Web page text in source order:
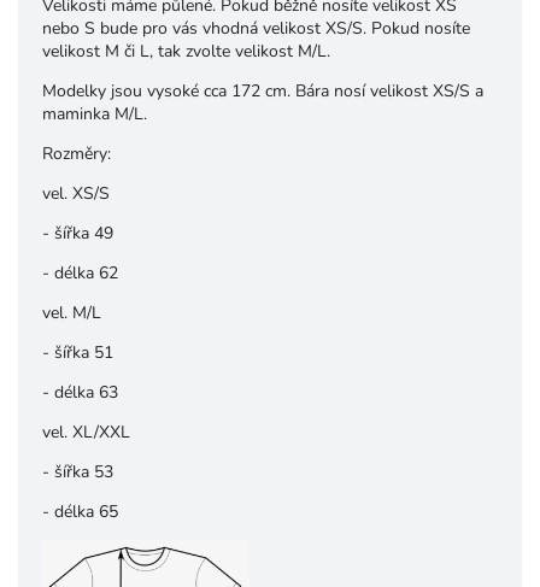
Velikosti máme půlené. Pokud běžně nosíte velikost XS
nebo S bude pro vás vhodná velikost XS/S. Pokud nosíte
velikost M či L, tak zvolte velikost M/L.
Modelky jsou vysoké cca 172 cm. Bára nosí velikost XS/S a
maminka M/L.
Rozměry:
vel. XS/S
- šířka 49
- délka 62
vel. M/L
- šířka 51
- délka 63
vel. XL/XXL
- šířka 53
- délka 65